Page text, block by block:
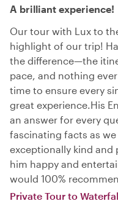
A brilliant experience!
Our tour with Lux to
highlight of our trip!
the difference—the
pace, and nothing
time to ensure every
great experience. ​His
an answer for every
fascinating facts as
exceptionally kind and
him happy and
would 100%
Private Tour to